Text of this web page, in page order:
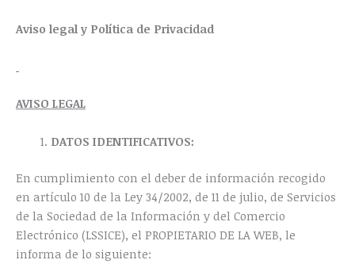
Aviso legal y Política de Privacidad
AVISO LEGAL
DATOS IDENTIFICATIVOS:
En cumplimiento con el deber de información recogido
en artículo 10 de la Ley 34/2002, de 11 de julio, de Servicios
de la Sociedad de la Información y del Comercio
Electrónico (LSSICE), el PROPIETARIO DE LA WEB, le
informa de lo siguiente: